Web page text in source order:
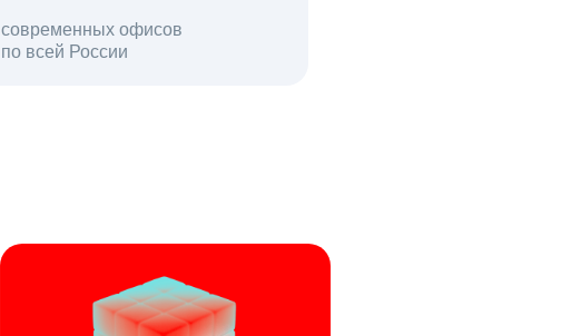
современных офисов
по всей Россиипользователей в день